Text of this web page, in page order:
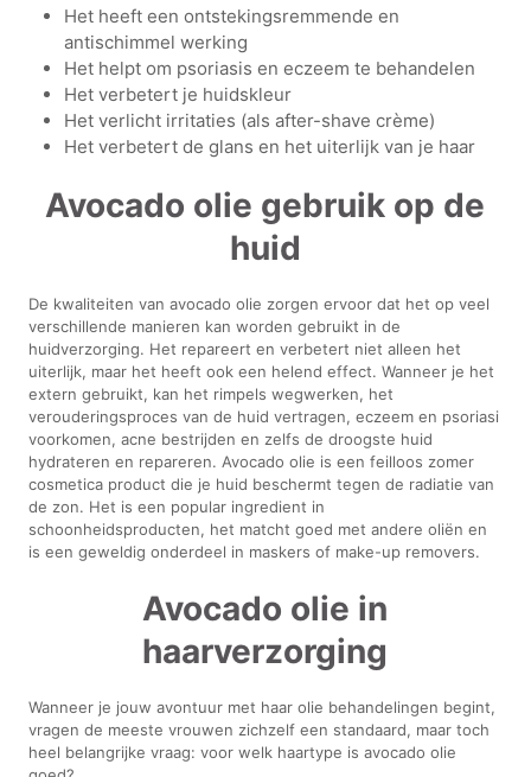
Het heeft een ontstekingsremmende en
antischimmel werking
Het helpt om psoriasis en eczeem te behandelen
Het verbetert je huidskleur
Het verlicht irritaties (als after-shave crème)
Het verbetert de glans en het uiterlijk van je haar
Avocado olie gebruik op de
huid
De kwaliteiten van avocado olie zorgen ervoor dat het op veel
verschillende manieren kan worden gebruikt in de
huidverzorging. Het repareert en verbetert niet alleen het
uiterlijk, maar het heeft ook een helend effect. Wanneer je het
extern gebruikt, kan het rimpels wegwerken, het
verouderingsproces van de huid vertragen, eczeem en psoriasi
voorkomen, acne bestrijden en zelfs de droogste huid
hydrateren en repareren. Avocado olie is een feilloos zomer
cosmetica product die je huid beschermt tegen de radiatie van
de zon. Het is een popular ingredient in
schoonheidsproducten, het matcht goed met andere oliën en
is een geweldig onderdeel in maskers of make-up removers.
Avocado olie in
haarverzorging
Wanneer je jouw avontuur met haar olie behandelingen begint,
vragen de meeste vrouwen zichzelf een standaard, maar toch
heel belangrijke vraag: voor welk haartype is avocado olie